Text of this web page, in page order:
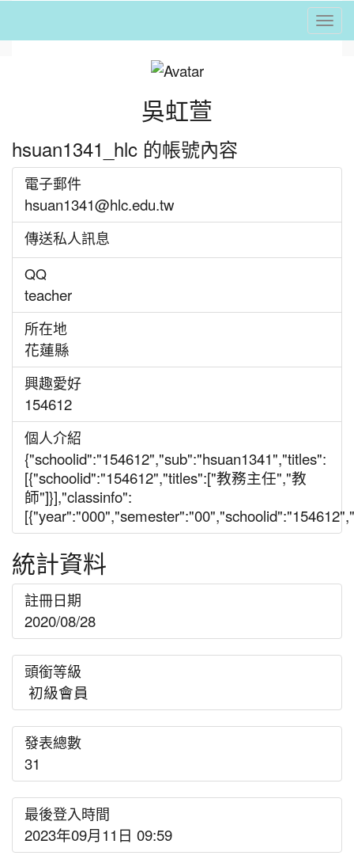
⏸
吳虹萱
hsuan1341_hlc 的帳號內容
電子郵件
hsuan1341@hlc.edu.tw
傳送私人訊息
QQ
teacher
所在地
花蓮縣
興趣愛好
154612
個人介紹
{"schoolid":"154612","sub":"hsuan1341","titles":
[{"schoolid":"154612","titles":["教務主任","教
師"]}],"classinfo":
統計資料
註冊日期
2020/08/28
頭銜等級
初級會員
發表總數
31
最後登入時間
2023年09月11日 09:59